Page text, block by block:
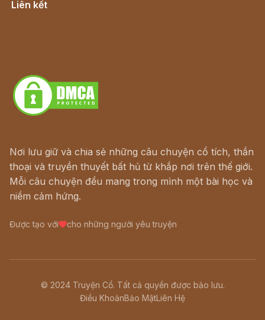
Liên kết
Nơi lưu giữ và chia sẻ những câu chuyện cổ tích, thần
thoại và truyền thuyết bất hủ từ khắp nơi trên thế giới.
Mỗi câu chuyện đều mang trong mình một bài học và
niềm cảm hứng.
Được tạo với cho những người yêu truyện
© 2024 Truyện Cổ. Tất cả quyền được bảo lưu.
Điều KhoảnBảo MậtLiên Hệ